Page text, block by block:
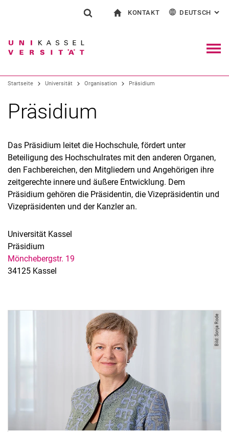
Springe direkt zu: Inhalt
Springe direkt zu: Suche
Springe direkt zu:
KONTAKT
Kontakt für Presse und Öffentlichkeit
Einrichtungen suchen
Personen suchen
DEUTSCH :
Startseite Universität Organisation Präsidium
Präsidium
Das Präsidium leitet die Hochschule, fördert unter
Beteiligung des Hochschulrates mit den anderen Organen,
den Fachbereichen, den Mitgliedern und Angehörigen ihre
zeitgerechte innere und äußere Entwicklung. Dem
Präsidium gehören die Präsidentin, die Vizepräsidentin und
Vizepräsidenten und der Kanzler an.
Universität Kassel
Präsidium
Mönchebergstr. 19
34125 Kassel
Bild: Sonja Rode